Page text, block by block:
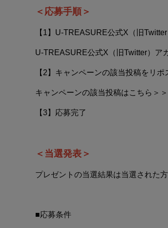
＜応募手順＞
【1】 U-TREASURE公式X（旧
U-TREASURE公式X（旧Twitter）ア
【2】キャンペーンの該当投稿をリポ
キャンペーンの該当投稿はこちら＞＞
【3】応募完了
＜当選発表＞
プレゼントの当選結果は当選された
■応募条件